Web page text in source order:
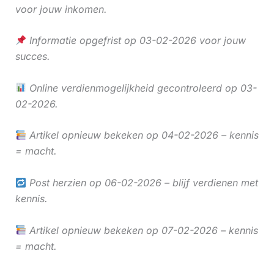
voor jouw inkomen.
Informatie opgefrist op 03-02-2026 voor jouw
succes.
Online verdienmogelijkheid gecontroleerd op 03-
02-2026.
Artikel opnieuw bekeken op 04-02-2026 – kennis
= macht.
Post herzien op 06-02-2026 – blijf verdienen met
kennis.
Artikel opnieuw bekeken op 07-02-2026 – kennis
= macht.